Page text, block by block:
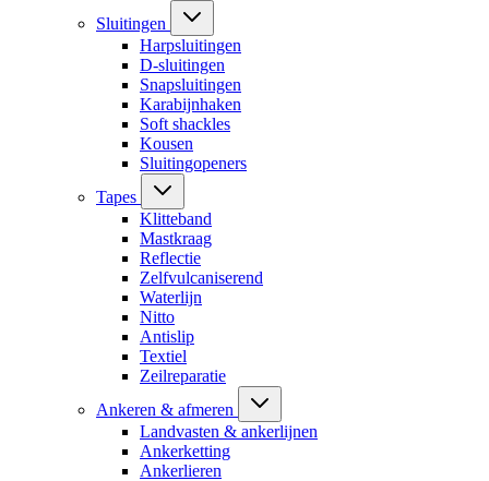
Sluitingen
Harpsluitingen
D-sluitingen
Snapsluitingen
Karabijnhaken
Soft shackles
Kousen
Sluitingopeners
Tapes
Klitteband
Mastkraag
Reflectie
Zelfvulcaniserend
Waterlijn
Nitto
Antislip
Textiel
Zeilreparatie
Ankeren & afmeren
Landvasten & ankerlijnen
Ankerketting
Ankerlieren